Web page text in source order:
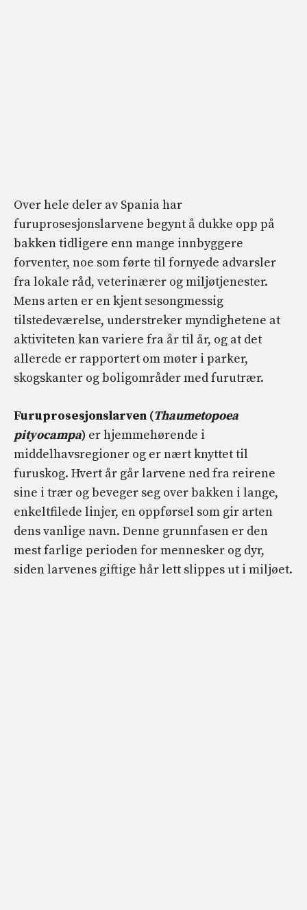
Over hele deler av Spania har
furuprosesjonslarvene begynt å dukke opp på
bakken tidligere enn mange innbyggere
forventer, noe som førte til fornyede advarsler
fra lokale råd, veterinærer og miljøtjenester.
Mens arten er en kjent sesongmessig
tilstedeværelse, understreker myndighetene at
aktiviteten kan variere fra år til år, og at det
allerede er rapportert om møter i parker,
skogskanter og boligområder med furutrær.
Furuprosesjonslarven (Thaumetopoea
pityocampa) er hjemmehørende i
middelhavsregioner og er nært knyttet til
furuskog. Hvert år går larvene ned fra reirene
sine i trær og beveger seg over bakken i lange,
enkeltfilede linjer, en oppførsel som gir arten
dens vanlige navn. Denne grunnfasen er den
mest farlige perioden for mennesker og dyr,
siden larvenes giftige hår lett slippes ut i miljøet.